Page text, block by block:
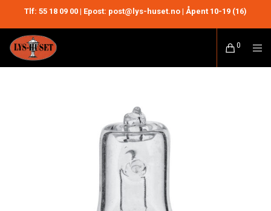
Tlf: 55 18 09 00 | Epost: post@lys-huset.no | Åpent 10-19 (16)
0